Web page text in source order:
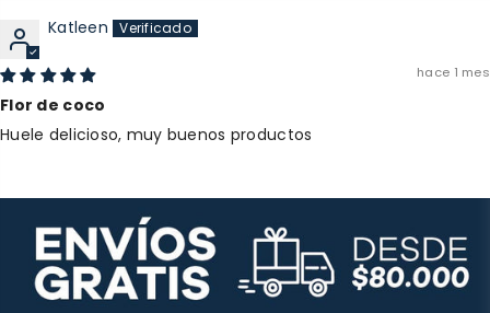
Katleen
hace 1 mes
Flor de coco
Huele delicioso, muy buenos productos